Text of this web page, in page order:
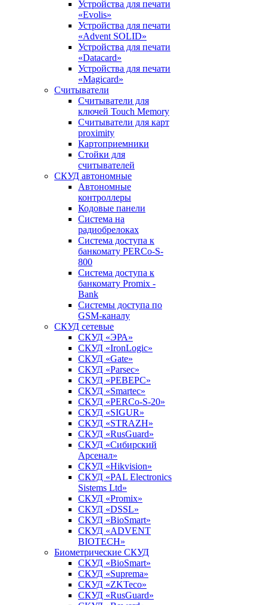
Устройства для печати
«Evolis»
Устройства для печати
«Advent SOLID»
Устройства для печати
«Datacard»
Устройства для печати
«Magicard»
Считыватели
Считыватели для
ключей Touch Memory
Считыватели для карт
proximity
Картоприемники
Стойки для
считывателей
СКУД автономные
Автономные
контроллеры
Кодовые панели
Система на
радиобрелоках
Система доступа к
банкомату PERCo-S-
800
Система доступа к
банкомату Promix -
Bank
Системы доступа по
GSM-каналу
СКУД сетевые
СКУД «ЭРА»
СКУД «IronLogic»
СКУД «Gate»
СКУД «Parsec»
СКУД «РЕВЕРС»
СКУД «Smartec»
СКУД «PERCo-S-20»
СКУД «SIGUR»
СКУД «STRAZH»
СКУД «RusGuard»
СКУД «Сибирский
Арсенал»
СКУД «Hikvision»
СКУД «PAL Electronics
Sistems Ltd»
СКУД «Promix»
СКУД «DSSL»
СКУД «BioSmart»
СКУД «ADVENT
BIOTECH»
Биометрические СКУД
СКУД «BioSmart»
СКУД «Suprema»
СКУД «ZKTeco»
СКУД «RusGuard»